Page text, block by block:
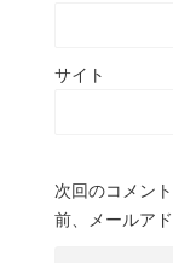
サイト
次回のコメン
前、メールア